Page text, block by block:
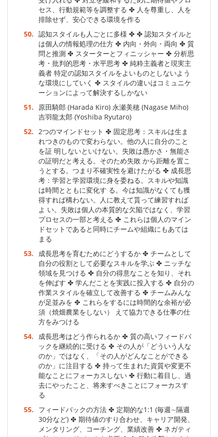
セス、行動規範等を調整する ✤ 人を尊重し、人を
排除せず、安心できる環境を作る
50. 認知スタイルも人ごとに多様 ✤ ✤ 認知スタイルと
は個人の情報処理の仕方 ✤ 内向・外向・両向 ✤ 質
問と推測 ✤ スターターとフィニッシャー ✤ 分析思
考・批判的思考・水平思考 ✤ 純粋主義者と現実主
義者 特定の認知スタイルをよいものとしないよう
な環境にしていく ✤ スタイルの違いはコミュニケ
ーションによって解決するしかない
51.
原田騎郎 (Harada Kiro) 永瀬美穂 (Nagase Miho)
吉羽龍太郎 (Yoshiba Ryutaro)
52. 2つのマインドセット ✤ 固定思考：スキルは生ま
れつきのもので変わらない。他の人に自分のこと
を証 明しないといけない。失敗は愚かさ・無能さ
の証明だと考える。そのため失敗 から距離を置こ
うとする。つまり不確実性を避けたがる ✤ 成長思
考：学習と学習環境に身を委ねる。スキルや知識
は時間とともに変化す る。今は知識がなくても獲
得すれば構わない。人に教えて貰って練習すれば
よ い。失敗は個人の本質的な欠陥ではなく、学習
プロセスの一部と考える ✤ これらは個人のマイン
ドセットであると同時にチームや組織にもあては
まる
53. 成長思考を育むためにどうするか ✤ チームとして
自分の役割として必要なスキルを学ぶ ✤ ニッチな
領域を見つける ✤ 自分の得意なことを知り、それ
を伸ばす ✤ 学んだことを実践に投入する ✤ 自分の
作業スタイルを確立して改善する ✤ チームみんな
が足並みを ✤ これらをするには時間的な余裕が必
須（焼畑農業をしない） えて協力できる仕事の仕
方をみつける
54. 成長思考はどう作られるか ✤ 質の高いフィードバ
ックを継続的に受ける ✤ その人が「どういう人な
のか」ではなく、「その人がどんなことができる
のか」に注目する ✤ 持って生まれた資質や変更不
能なことにフォーカスしない ✤ 行動に着目し、過
去にやったこと、将来すべきことにフォーカスす
る
55. フィードバックの方法 ✤ 定期的な1:1 (毎週∼隔週
30分など) ✤ 期待値のすり合わせ、キャリア開発、
メンタリング、コーチング、業績改善 ✤ ネガティ